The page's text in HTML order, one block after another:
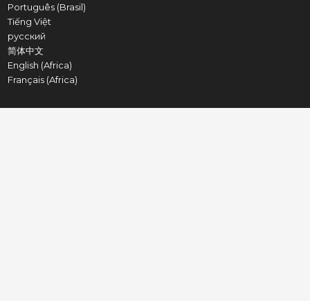
Português (Brasil)
Tiếng Việt
русский
简体中文
English (Africa)
Français (Africa)